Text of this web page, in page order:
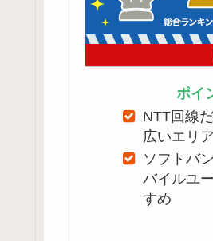
ポイ
NTT回線
広いエリ
ソフトバ
バイルユ
すめ